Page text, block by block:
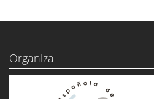
Organiza